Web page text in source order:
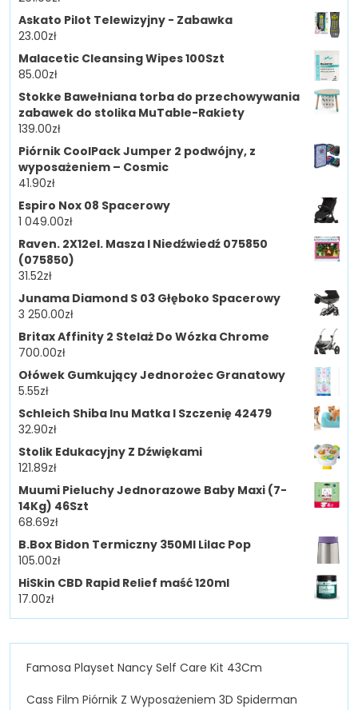
Askato Pilot Telewizyjny - Zabawka
23.00zł
Malacetic Cleansing Wipes 100Szt
85.00zł
Stokke Bawełniana torba do przechowywania
zabawek do stolika MuTable-Rakiety
139.00zł
Piórnik CoolPack Jumper 2 podwójny, z
wyposażeniem – Cosmic
41.90zł
Espiro Nox 08 Spacerowy
1 049.00zł
Raven. 2X12el. Masza I Niedźwiedź 075850
(075850)
31.52zł
Junama Diamond S 03 Głęboko Spacerowy
3 250.00zł
Britax Affinity 2 Stelaż Do Wózka Chrome
700.00zł
Ołówek Gumkujący Jednorożec Granatowy
5.55zł
Schleich Shiba Inu Matka I Szczenię 42479
32.90zł
Stolik Edukacyjny Z Dźwiękami
121.89zł
Muumi Pieluchy Jednorazowe Baby Maxi (7-
14Kg) 46Szt
68.69zł
B.Box Bidon Termiczny 350Ml Lilac Pop
105.00zł
HiSkin CBD Rapid Relief maść 120ml
17.00zł
Famosa Playset Nancy Self Care Kit 43Cm
Cass Film Piórnik Z Wyposażeniem 3D Spiderman